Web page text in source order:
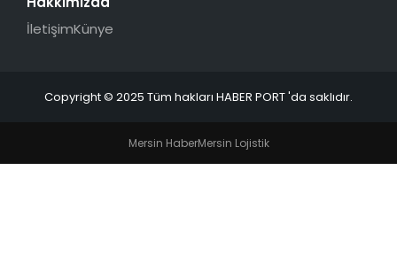
İletişimKünye
Copyright © 2025 Tüm hakları HABER PORT 'da saklıdır.
Mersin HaberMersin Lojistik